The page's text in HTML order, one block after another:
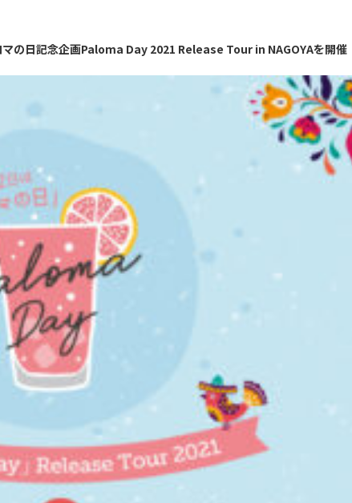
の日記念企画Paloma Day 2021 Release Tour in NAGOYAを開催